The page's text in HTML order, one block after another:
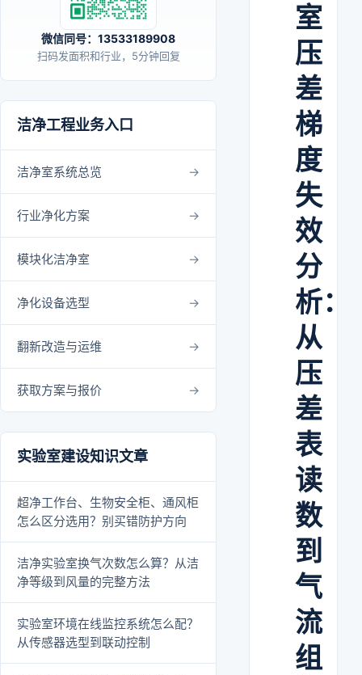
微信同号：13533189908
扫码发面积和行业，5分钟回复
洁净工程业务入口
洁净室系统总览
行业净化方案
模块化洁净室
净化设备选型
翻新改造与运维
获取方案与报价
实验室建设知识文章
超净工作台、生物安全柜、通风柜
怎么区分选用？别买错防护方向
洁净实验室换气次数怎么算？从洁
净等级到风量的完整方法
实验室环境在线监控系统怎么配？
从传感器选型到联动控制
室
压
差
梯
度
失
效
分
析：
从
压
差
表
读
数
到
气
流
组